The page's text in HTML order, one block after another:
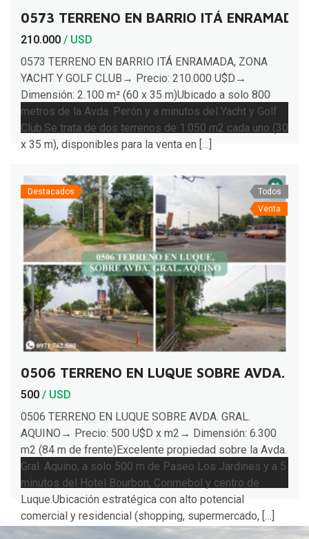
0573 TERRENO EN BARRIO ITÁ
210.000 / USD
0573 TERRENO EN BARRIO ITÁ ENRAMADA, ZONA
YACHT Y GOLF CLUB→ Precio: 210.000 U$D→
Dimensión: 2.100 m² (60 x 35 m)Ubicado a solo 800
metros de la Avda. Perón y a minutos del Yacht y Golf
Club.Se trata de dos terrenos de 1.050 m2 cada uno (30
x 35 m), disponibles para la venta en […]
Destacados
Todos
Venta
0506 TERRENO EN LUQUE SOBRE AVDA.
500 / USD
0506 TERRENO EN LUQUE SOBRE AVDA. GRAL.
AQUINO→ Precio: 500 U$D x m2→ Dimensión: 6.300
m2 (84 m de frente)Excelente propiedad sobre la Avda.
Gral. Aquino, a solo 500 m de Paseo Los Jardines y a 5
minutos del Hotel Bourbon, Conmebol y centro de
Luque.Ubicación estratégica con alto potencial
comercial y residencial (shopping, supermercado, […]